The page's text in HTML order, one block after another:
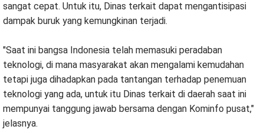
sangat cepat. Untuk itu, Dinas terkait dapat mengantisipasi
dampak buruk yang kemungkinan terjadi.
"Saat ini bangsa Indonesia telah memasuki peradaban
teknologi, di mana masyarakat akan mengalami kemudahan
tetapi juga dihadapkan pada tantangan terhadap penemuan
teknologi yang ada, untuk itu Dinas terkait di daerah saat ini
mempunyai tanggung jawab bersama dengan Kominfo pusat,"
jelasnya.